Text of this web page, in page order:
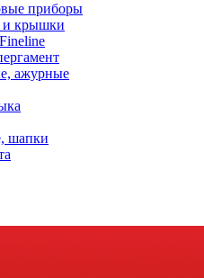
приборы
и крышки
ажурные
шапки